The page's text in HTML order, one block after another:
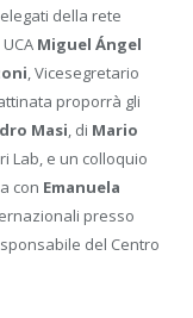
della rete
Miguel Ángel
, Vicesegretario
proporrà gli
Masi, di Mario
Lab, e un colloquio
con Emanuela
presso
del Centro